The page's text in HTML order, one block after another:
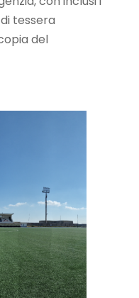
tessera
del